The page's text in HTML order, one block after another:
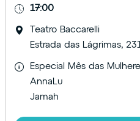
17:00
Teatro Baccarelli
Estrada das Lágrimas,
Especial Mês das
AnnaLu
Jamah